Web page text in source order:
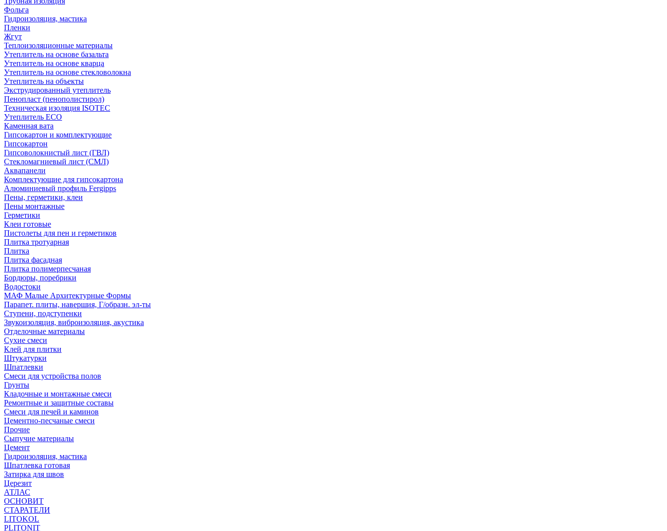
Фольга
Гидроизоляция, мастика
Пленки
Жгут
Теплоизоляционные материалы
Утеплитель на основе базальта
Утеплитель на основе кварца
Утеплитель на основе стекловолокна
Утеплитель на объекты
Экструдированный утеплитель
Пенопласт (пенополистирол)
Техническая изоляция ISOTEC
Утеплитель ECO
Каменная вата
Гипсокартон и комплектующие
Гипсокартон
Гипсоволокнистый лист (ГВЛ)
Стекломагниевый лист (СМЛ)
Аквапанели
Комплектующие для гипсокартона
Алюминиевый профиль Fergipps
Пены, герметики, клеи
Пены монтажные
Герметики
Клеи готовые
Пистолеты для пен и герметиков
Плитка тротуарная
Плитка
Плитка фасадная
Плитка полимерпесчаная
Бордюры, поребрики
Водостоки
МАФ Малые Архитектурные Формы
Парапет. плиты, навершия, Г/образн. эл-ты
Ступени, подступенки
Звукоизоляция, виброизоляция, акустика
Отделочные материалы
Сухие смеси
Клей для плитки
Штукатурки
Шпатлевки
Смеси для устройства полов
Грунты
Кладочные и монтажные смеси
Ремонтные и защитные составы
Смеси для печей и каминов
Цементно-песчаные смеси
Прочие
Сыпучие материалы
Цемент
Гидроизоляция, мастика
Шпатлевка готовая
Затирка для швов
Церезит
АТЛАС
ОСНОВИТ
СТАРАТЕЛИ
LITOKOL
PLITONIT